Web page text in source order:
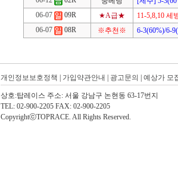
06-07
09R ★A급★
11-5,8,10 세
06-07
08R ※추천※ 6-3(60%)/6-
개인정보보호정책 가입약관안내 광고문의 예상가 모
상호:탑레이스 주소: 서울 강남구 논현동 63-17번지
TEL: 02-900-2205 FAX: 02-900-2205
CopyrightⓒTOPRACE. All Rights Reserved.